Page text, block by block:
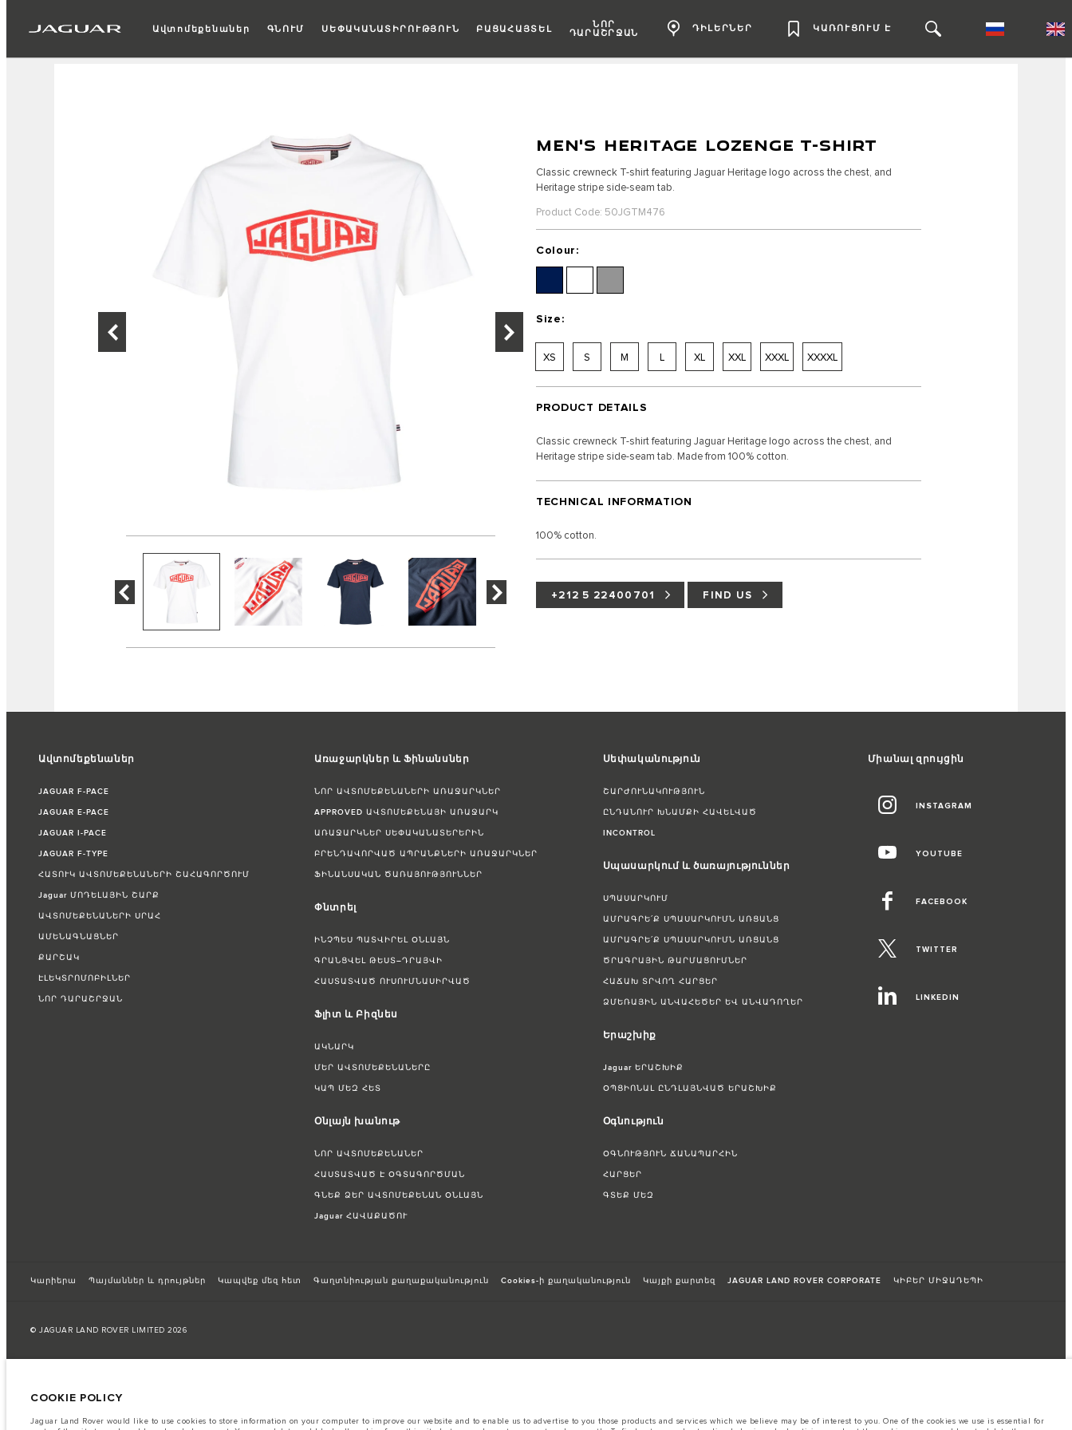
Ավտոմեքենաներ ԳՆՈՒՄ ՍԵՓԱԿԱՆԱՏԻՐՈՒԹՅՈՒՆ ԲԱՑԱՀԱՅՏԵԼ
ՆՈՐ
ԴԱՐԱՇՐՋԱՆ
ԴԻԼԵՐՆԵՐ ԿԱՌՈՒՑՈՒՄ Է
MEN'S HERITAGE LOZENGE T-SHIRT
Classic crewneck T-shirt featuring Jaguar Heritage logo across the chest, and
Heritage stripe side-seam tab.
Product Code: 50JGTM476
Colour:
Size:
XS S M L XL XXL XXXL XXXXL
PRODUCT DETAILS
Classic crewneck T-shirt featuring Jaguar Heritage logo across the chest, and
Heritage stripe side-seam tab. Made from 100% cotton.
TECHNICAL INFORMATION
100% cotton.
+212 5 22400701 FIND US
Ավտոմեքենաներ
JAGUAR F-PACE
JAGUAR E-PACE
JAGUAR I-PACE
JAGUAR F-TYPE
ՀԱՏՈՒԿ ԱՎՏՈՄԵՔԵՆԱՆԵՐԻ ՇԱՀԱԳՈՐԾՈՒՄ
Jaguar ՄՈԴԵԼԱՅԻՆ ՇԱՐՔ
ԱՎՏՈՄԵՔԵՆԱՆԵՐԻ ՍՐԱՀ
ԱՄԵՆԱԳՆԱՑՆԵՐ
ՔԱՐՇԱԿ
ԷԼԵԿՏՐՈՄՈԲԻԼՆԵՐ
ՆՈՐ ԴԱՐԱՇՐՋԱՆ
Առաջարկներ և Ֆինանսներ
ՆՈՐ ԱՎՏՈՄԵՔԵՆԱՆԵՐԻ ԱՌԱՋԱՐԿՆԵՐ
APPROVED ԱՎՏՈՄԵՔԵՆԱՅԻ ԱՌԱՋԱՐԿ
ԱՌԱՋԱՐԿՆԵՐ ՍԵՓԱԿԱՆԱՏԵՐԵՐԻՆ
ԲՐԵՆԴԱՎՈՐՎԱԾ ԱՊՐԱՆՔՆԵՐԻ ԱՌԱՋԱՐԿՆԵՐ
ՖԻՆԱՆՍԱԿԱՆ ԾԱՌԱՅՈՒԹՅՈՒՆՆԵՐ
Փնտրել
ԻՆՉՊԵՍ ՊԱՏՎԻՐԵԼ ՕՆԼԱՅՆ
ԳՐԱՆՑՎԵԼ ԹԵՍՏ–ԴՐԱՅՎԻ
ՀԱՍՏԱՏՎԱԾ ՈՒՍՈՒՄՆԱՍԻՐՎԱԾ
Ֆլիտ և Բիզնես
ԱԿՆԱՐԿ
ՄԵՐ ԱՎՏՈՄԵՔԵՆԱՆԵՐԸ
ԿԱՊ ՄԵԶ ՀԵՏ
Օնլայն խանութ
ՆՈՐ ԱՎՏՈՄԵՔԵՆԱՆԵՐ
ՀԱՍՏԱՏՎԱԾ Է ՕԳՏԱԳՈՐԾՄԱՆ
ԳՆԵՔ ՁԵՐ ԱՎՏՈՄԵՔԵՆԱՆ ՕՆԼԱՅՆ
Jaguar ՀԱՎԱՔԱԾՈՒ
Սեփականություն
ՇԱՐԺՈՒՆԱԿՈՒԹՅՈՒՆ
ԸՆԴԱՆՈՒՐ ԽՆԱՄՔԻ ՀԱՎԵԼՎԱԾ
INCONTROL
Սպասարկում և ծառայություններ
ՍՊԱՍԱՐԿՈՒՄ
ԱՄՐԱԳՐԵ՛Ք ՍՊԱՍԱՐԿՈՒՄՆ ԱՌՑԱՆՑ
ԱՄՐԱԳՐԵ՛Ք ՍՊԱՍԱՐԿՈՒՄՆ ԱՌՑԱՆՑ
ԾՐԱԳՐԱՅԻՆ ԹԱՐՄԱՑՈՒՄՆԵՐ
ՀԱՃԱԽ ՏՐՎՈՂ ՀԱՐՑԵՐ
ՁՄԵՌԱՅԻՆ ԱՆՎԱՀԵԾԵՐ ԵՎ ԱՆՎԱԴՈՂԵՐ
Երաշխիք
Jaguar ԵՐԱՇԽԻՔ
ՕՊՑԻՈՆԱԼ ԸՆԴԼԱՅՆՎԱԾ ԵՐԱՇԽԻՔ
Օգնություն
ՕԳՆՈՒԹՅՈՒՆ ՃԱՆԱՊԱՐՀԻՆ
ՀԱՐՑԵՐ
ԳՏԵՔ ՄԵԶ
Միանալ զրույցին
INSTAGRAM
YOUTUBE
FACEBOOK
TWITTER
LINKEDIN
Կարիերա Պայմաններ և դրույթներ Կապվեք մեզ հետ Գաղտնիության քաղաքականություն Cookies-ի քաղականություն Կայքի քարտեզ JAGUAR LAND ROVER CORPORATE ԿԻԲԵՐ ՄԻՋԱԴԵՊԻ
© JAGUAR LAND ROVER LIMITED 2026
A vehicle's actual fuel consumption may differ from that achieved in such tests and these figures are for comparative purposes only.
COOKIE POLICY
Jaguar Land Rover would like to use cookies to store information on your computer to improve our website and to enable us to advertise to you those products and services which we believe may be of interest to you. One of the cookies we use is essential for